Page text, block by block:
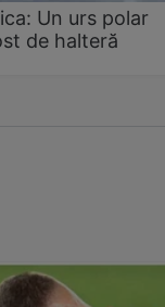
Un urs polar
de halteră